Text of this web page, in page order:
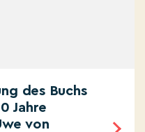
des Buchs
Jahre
von